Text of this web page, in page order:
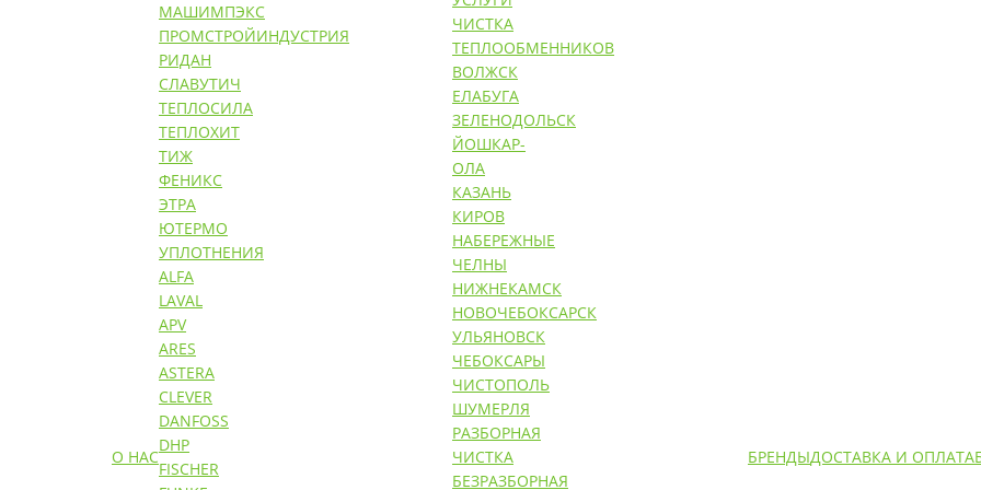
О НАС
МАШИМПЭКС
ПРОМСТРОЙИНДУСТРИЯ
РИДАН
СЛАВУТИЧ
ТЕПЛОСИЛА
ТЕПЛОХИТ
ТИЖ
ФЕНИКС
ЭТРА
ЮТЕРМО
УПЛОТНЕНИЯ
ALFA
LAVAL
APV
ARES
ASTERA
CLEVER
DANFOSS
DHP
FISCHER
ЧИСТКА
ТЕПЛООБМЕННИКОВ
ВОЛЖСК
ЕЛАБУГА
ЗЕЛЕНОДОЛЬСК
ЙОШКАР-
ОЛА
КАЗАНЬ
КИРОВ
НАБЕРЕЖНЫЕ
ЧЕЛНЫ
НИЖНЕКАМСК
НОВОЧЕБОКСАРСК
УЛЬЯНОВСК
ЧЕБОКСАРЫ
ЧИСТОПОЛЬ
ШУМЕРЛЯ
РАЗБОРНАЯ
ЧИСТКА
БЕЗРАЗБОРНАЯ
БРЕНДЫДОСТАВКА И ОПЛАТА